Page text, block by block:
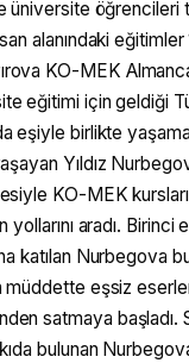
üniversite öğrencileri
alanındaki
KO-MEK
eğitimi için geldiği
eşiyle birlikte
Yıldız
KO-MEK
yollarını aradı.
katılan Nurbegova
müddette eşsiz
satmaya başladı.
bulunan